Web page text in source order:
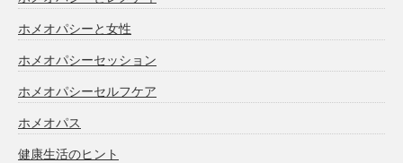
ホメオパシーと女性
ホメオパシーセッション
ホメオパシーセルフケア
ホメオパス
健康生活のヒント